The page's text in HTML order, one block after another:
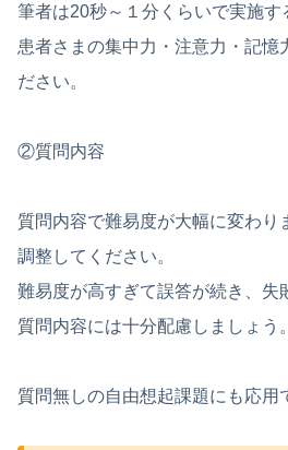
筆者は20秒～１分くらいで実施す
患者さまの集中力・注意力・記憶
ださい。
②質問内容
質問内容で難易度が大幅に変わり
調整してください。
難易度が高すぎて誤答が続き、失
質問内容には十分配慮しましょう。
質問無しの自由想起課題にも応用